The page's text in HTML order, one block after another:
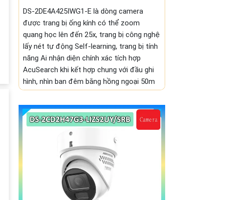
DS-2DE4A425IWG1-E là dòng camera
được trang bị ống kính có thể zoom
quang học lên đến 25x, trang bị công nghệ
lấy nét tự động Self-learning, trang bị tính
năng Ai nhận diện chính xác tích hợp
AcuSearch khi kết hợp chung với đầu ghi
hình, nhìn ban đêm bằng hồng ngoại 50m